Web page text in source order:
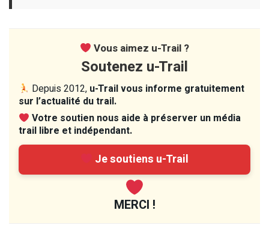
Vous aimez u-Trail ?
Soutenez u-Trail
Depuis 2012, u-Trail vous informe gratuitement
sur l’actualité du trail.
Votre soutien nous aide à préserver un média
trail libre et indépendant.
Je soutiens u-Trail
MERCI !